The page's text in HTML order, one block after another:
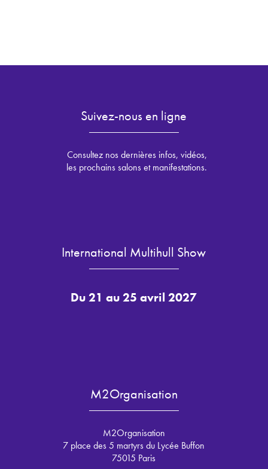
Suivez-nous en ligne
Consultez nos dernières infos, vidéos,
les prochains salons et manifestations.
International Multihull Show
Du 21 au 25 avril 2027
M2Organisation
M2Organisation
7 place des 5 martyrs du Lycée Buffon
75015 Paris